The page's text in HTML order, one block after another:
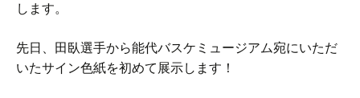
します。
先日、田臥選手から能代バスケミュージアム宛にいただ
いたサイン色紙を初めて展示します！